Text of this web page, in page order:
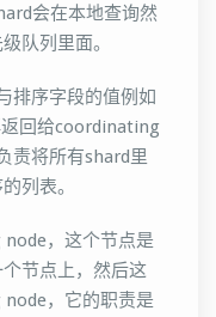
会在本地查询然
队列里面。
排序字段的值例如
返回给coordinating
责将所有shard里
列表。
，这个节点是
节点上，然后这
，它的职责是